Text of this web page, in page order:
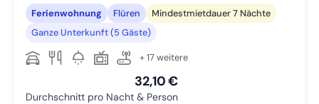
Ferienwohnung Flüren
Mindestmietdauer 7 Nächte
Ganze Unterkunft (5 Gäste)
+ 17 weitere
32,10 €
Durchschnitt pro Nacht & Person